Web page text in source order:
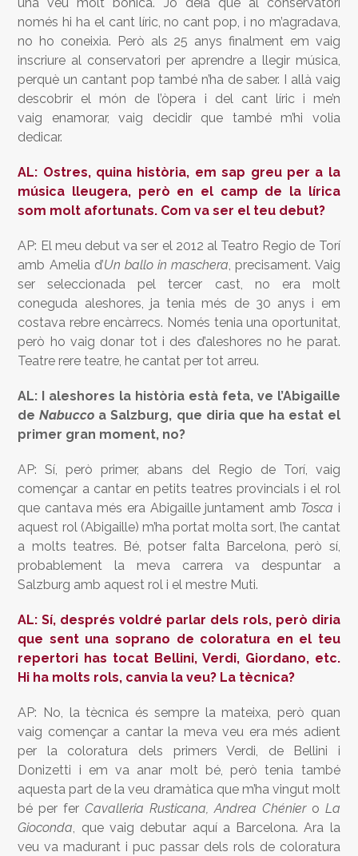
una veu molt bonica. Jo deia que al conservatori
només hi ha el cant líric, no cant pop, i no m’agradava,
no ho coneixia. Però als 25 anys finalment em vaig
inscriure al conservatori per aprendre a llegir música,
perquè un cantant pop també n’ha de saber. I allà vaig
descobrir el món de l’òpera i del cant líric i me’n
vaig enamorar, vaig decidir que també m’hi volia
dedicar.
AL: Ostres, quina història, em sap greu per a la
música lleugera, però en el camp de la lírica
som molt afortunats. Com va ser el teu debut?
AP: El meu debut va ser el 2012 al Teatro Regio de Torí
amb Amelia d’Un ballo in maschera, precisament. Vaig
ser seleccionada pel tercer cast, no era molt
coneguda aleshores, ja tenia més de 30 anys i em
costava rebre encàrrecs. Només tenia una oportunitat,
però ho vaig donar tot i des d’aleshores no he parat.
Teatre rere teatre, he cantat per tot arreu.
AL: I aleshores la història està feta, ve l’Abigaille
de Nabucco a Salzburg, que diria que ha estat el
primer gran moment, no?
AP: Sí, però primer, abans del Regio de Torí, vaig
començar a cantar en petits teatres provincials i el rol
que cantava més era Abigaille juntament amb Tosca i
aquest rol (Abigaille) m’ha portat molta sort, l’he cantat
a molts teatres. Bé, potser falta Barcelona, però sí,
probablement la meva carrera va despuntar a
Salzburg amb aquest rol i el mestre Muti.
AL: Sí, després voldré parlar dels rols, però diria
que sent una soprano de coloratura en el teu
repertori has tocat Bellini, Verdi, Giordano, etc.
Hi ha molts rols, canvia la veu? La tècnica?
AP: No, la tècnica és sempre la mateixa, però quan
vaig començar a cantar la meva veu era més adient
per la coloratura dels primers Verdi, de Bellini i
Donizetti i em va anar molt bé, però tenia també
aquesta part de la veu dramàtica que m’ha vingut molt
bé per ferCavalleria Rusticana, Andrea Chénier o La
Gioconda, que vaig debutar aquí a Barcelona. Ara la
veu va madurant i puc passar dels rols de coloratura